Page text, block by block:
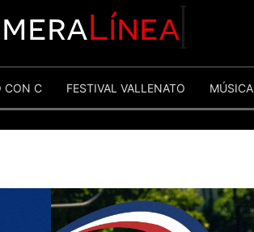
Línea
CON C FESTIVAL VALLENATO